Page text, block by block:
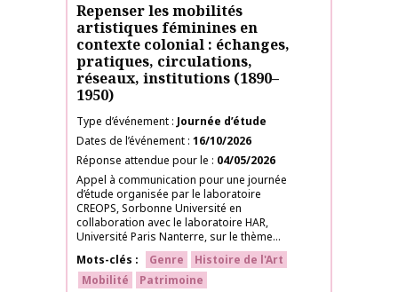
Repenser les mobilités
artistiques féminines en
contexte colonial : échanges,
pratiques, circulations,
réseaux, institutions (1890–
1950)
Type d’événement Journée d’étude
Dates de l’événement 16/10/2026
Réponse attendue pour le
04/05/2026
Appel à communication pour une journée
d’étude organisée par le laboratoire
CREOPS, Sorbonne Université en
collaboration avec le laboratoire HAR,
Université Paris Nanterre, sur le thème...
Mots-clés
Genre
Histoire de l'Art
Mobilité
Patrimoine